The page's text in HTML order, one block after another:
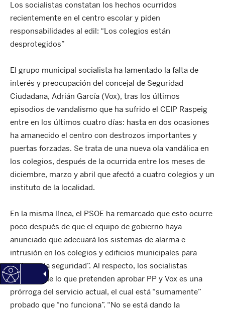
Los socialistas constatan los hechos ocurridos
recientemente en el centro escolar y piden
responsabilidades al edil: “Los colegios están
desprotegidos”
El grupo municipal socialista ha lamentado la falta de
interés y preocupación del concejal de Seguridad
Ciudadana, Adrián García (Vox), tras los últimos
episodios de vandalismo que ha sufrido el CEIP Raspeig
entre en los últimos cuatro días: hasta en dos ocasiones
ha amanecido el centro con destrozos importantes y
puertas forzadas. Se trata de una nueva ola vandálica en
los colegios, después de la ocurrida entre los meses de
diciembre, marzo y abril que afectó a cuatro colegios y un
instituto de la localidad.
En la misma línea, el PSOE ha remarcado que esto ocurre
poco después de que el equipo de gobierno haya
anunciado que adecuará los sistemas de alarma e
intrusión en los colegios y edificios municipales para
“reforzar la seguridad”. Al respecto, los socialistas
detallan que lo que pretenden aprobar PP y Vox es una
prórroga del servicio actual, el cual está “sumamente”
probado que “no funciona”. “No se está dando la